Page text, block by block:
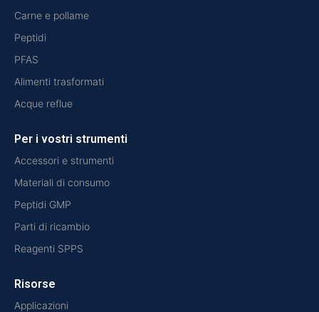
Carne e pollame
Peptidi
PFAS
Alimenti trasformati
Acque reflue
Per i vostri strumenti
Accessori e strumenti
Materiali di consumo
Peptidi GMP
Parti di ricambio
Reagenti SPPS
Risorse
Applicazioni